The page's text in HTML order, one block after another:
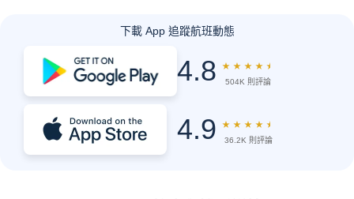
下載 App 追蹤航班動態
4.8 ★ ★ ★ ★ ★
504K 則評論
4.9 ★ ★ ★ ★ ★
36.2K 則評論